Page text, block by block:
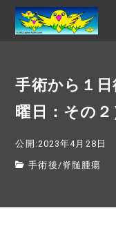
手術から１
曜日：その２
公開:2023年4月28日
手術後 /脊髄腫瘍